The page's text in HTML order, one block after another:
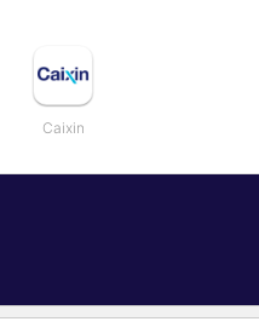
Caixin